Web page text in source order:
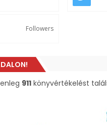
Followers
911könyvértékelést